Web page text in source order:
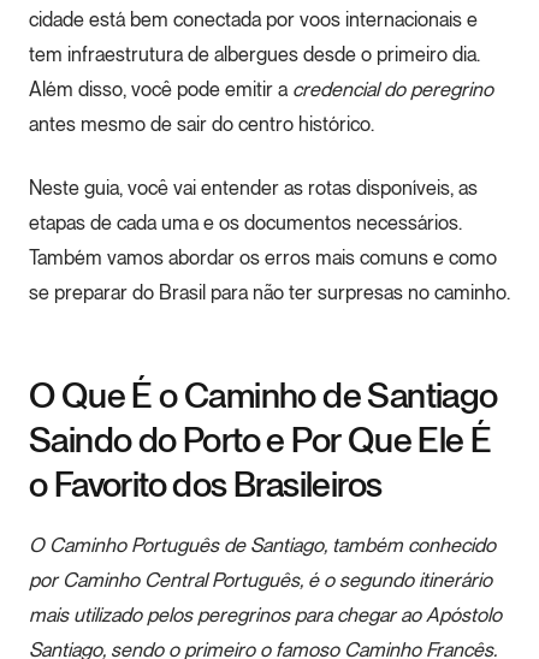
cidade está bem conectada por voos internacionais e
tem infraestrutura de albergues desde o primeiro dia.
Além disso, você pode emitir a credencial do peregrino
antes mesmo de sair do centro histórico.
Neste guia, você vai entender as rotas disponíveis, as
etapas de cada uma e os documentos necessários.
Também vamos abordar os erros mais comuns e como
se preparar do Brasil para não ter surpresas no caminho.
O Que É o Caminho de Santiago
Saindo do Porto e Por Que Ele É
o Favorito dos Brasileiros
O Caminho Português de Santiago, também conhecido
por Caminho Central Português, é o segundo itinerário
mais utilizado pelos peregrinos para chegar ao Apóstolo
Santiago, sendo o primeiro o famoso Caminho Francês.